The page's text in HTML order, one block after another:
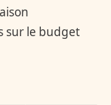
sur le budget